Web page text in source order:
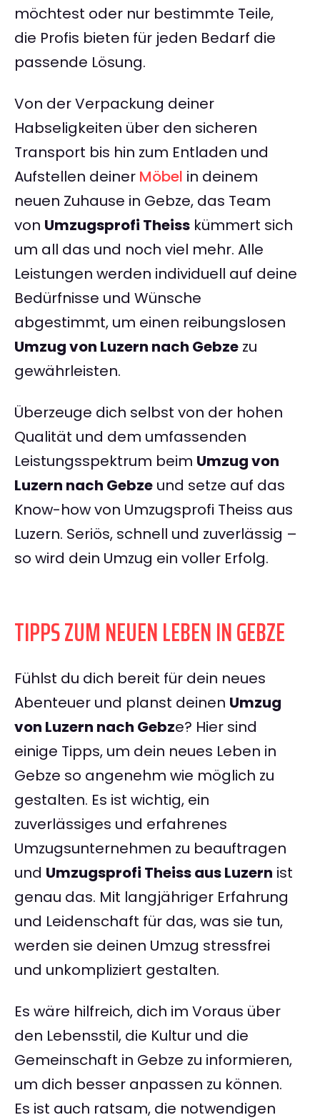
möchtest oder nur bestimmte Teile,
die Profis bieten für jeden Bedarf die
passende Lösung.
Von der Verpackung deiner
Habseligkeiten über den sicheren
Transport bis hin zum Entladen und
Aufstellen deiner Möbel in deinem
neuen Zuhause in Gebze, das Team
von Umzugsprofi Theiss kümmert sich
um all das und noch viel mehr. Alle
Leistungen werden individuell auf deine
Bedürfnisse und Wünsche
abgestimmt, um einen reibungslosen
Umzug von Luzern nach Gebze zu
gewährleisten.
Überzeuge dich selbst von der hohen
Qualität und dem umfassenden
Leistungsspektrum beim Umzug von
Luzern nach Gebze und setze auf das
Know-how von Umzugsprofi Theiss aus
Luzern. Seriös, schnell und zuverlässig –
so wird dein Umzug ein voller Erfolg.
TIPPS ZUM NEUEN LEBEN IN GEBZE
Fühlst du dich bereit für dein neues
Abenteuer und planst deinen Umzug
von Luzern nach Gebze? Hier sind
einige Tipps, um dein neues Leben in
Gebze so angenehm wie möglich zu
gestalten. Es ist wichtig, ein
zuverlässiges und erfahrenes
Umzugsunternehmen zu beauftragen
und Umzugsprofi Theiss aus Luzern ist
genau das. Mit langjähriger Erfahrung
und Leidenschaft für das, was sie tun,
werden sie deinen Umzug stressfrei
und unkompliziert gestalten.
Es wäre hilfreich, dich im Voraus über
den Lebensstil, die Kultur und die
Gemeinschaft in Gebze zu informieren,
um dich besser anpassen zu können.
Es ist auch ratsam, die notwendigen